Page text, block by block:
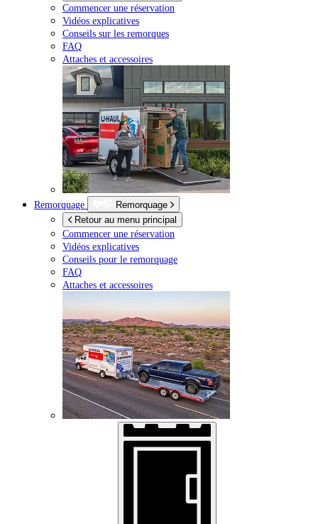
Commencer une réservation
Vidéos explicatives
Conseils sur les remorques
FAQ
Attaches et accessoires
Remorquage
Remorquage
Retour au menu principal
Commencer une réservation
Vidéos explicatives
Conseils pour le remorquage
FAQ
Attaches et accessoires